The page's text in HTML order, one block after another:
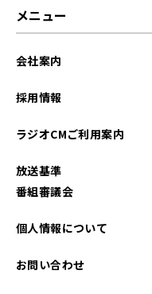
2025年09月
メニュー
会社案内
採用情報
ラジオCMご利用案内
放送基準
番組審議会
個人情報について
お問い合わせ